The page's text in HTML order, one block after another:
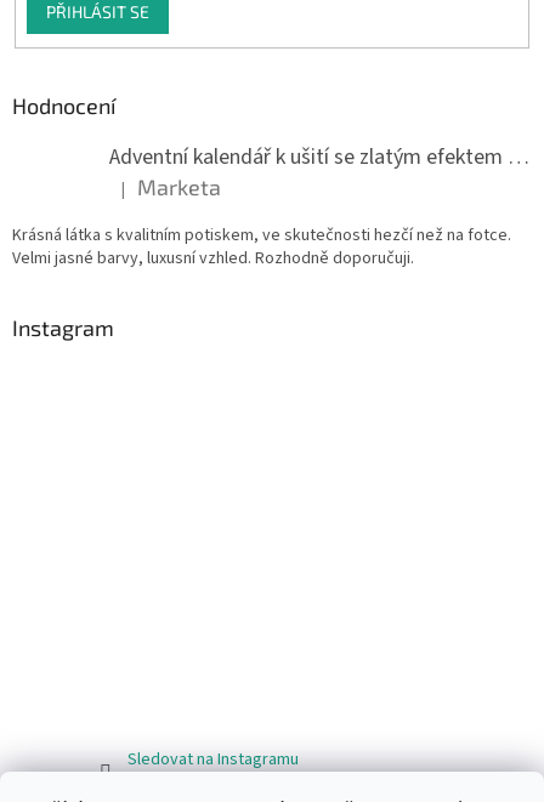
PŘIHLÁSIT SE
Hodnocení
Adventní kalendář k ušití se zlatým efektem 042Q
Hodnocení produktu je 5 z 5 hvězdiček.
| Marketa
Krásná látka s kvalitním potiskem, ve skutečnosti hezčí než na fotce.
Velmi jasné barvy, luxusní vzhled. Rozhodně doporučuji.
Instagram
Sledovat na Instagramu